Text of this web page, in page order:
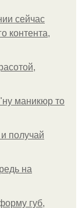
сейчас
контента,
маникюр то
получай
на
губ,